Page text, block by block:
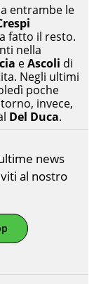
entrambe le
fatto il resto.
nella
eAscoli di
Negli ultimi
poche
invece,
Del Duca.
news
al nostro